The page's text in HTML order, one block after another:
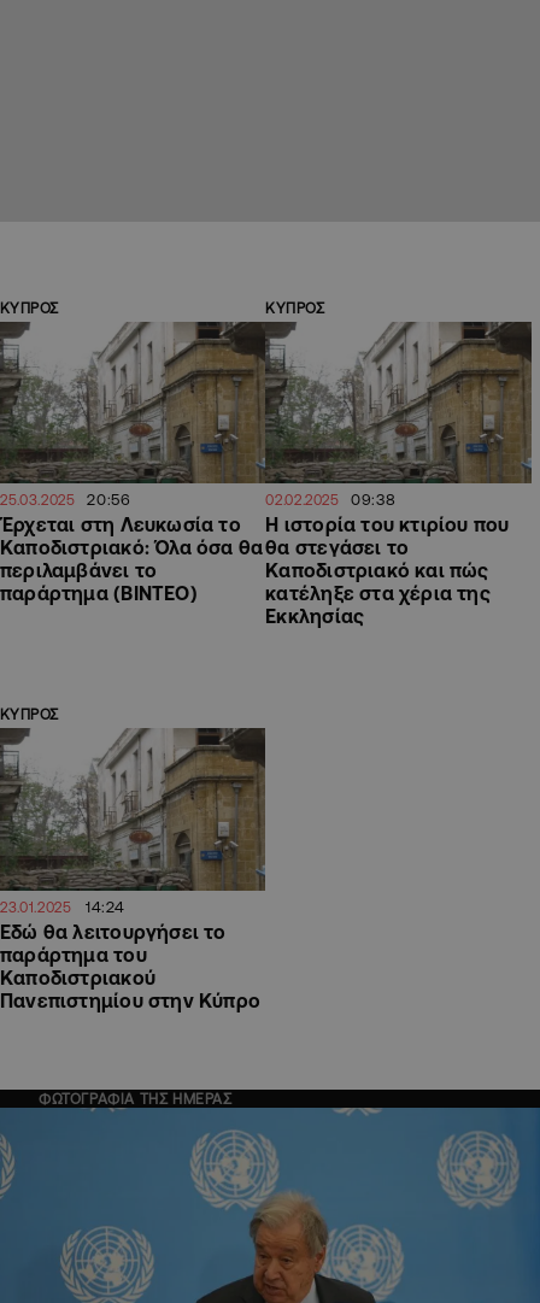
ΚΥΠΡΟΣ
25.03.2025 20:56
Έρχεται στη Λευκωσία το
Καποδιστριακό: Όλα όσα θα
περιλαμβάνει το
παράρτημα (ΒΙΝΤΕΟ)
ΚΥΠΡΟΣ
02.02.2025 09:38
Η ιστορία του κτιρίου που
θα στεγάσει το
Καποδιστριακό και πώς
κατέληξε στα χέρια της
Εκκλησίας
ΚΥΠΡΟΣ
23.01.2025 14:24
Εδώ θα λειτουργήσει το
παράρτημα του
Καποδιστριακού
Πανεπιστημίου στην Κύπρο
ΦΩΤΟΓΡΑΦΙΑ ΤΗΣ ΗΜΕΡΑΣ